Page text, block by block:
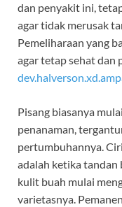
dan penyakit ini,
agar tidak merusak
Pemeliharaan yang
agar tetap sehat dan
Pisang biasanya
penanaman,
pertumbuhannya.
adalah ketika tandan
kulit buah mulai
varietasnya.